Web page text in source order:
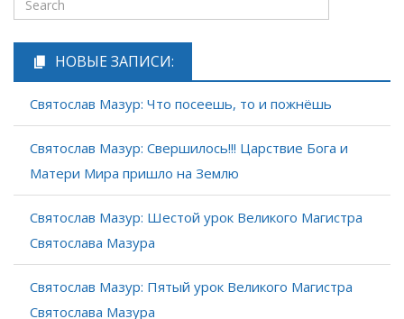
НОВЫЕ ЗАПИСИ:
Святослав Мазур: Что посеешь, то и пожнёшь
Святослав Мазур: Свершилось!!! Царствие Бога и
Матери Мира пришло на Землю
Святослав Мазур: Шестой урок Великого Магистра
Святослава Мазура
Святослав Мазур: Пятый урок Великого Магистра
Святослава Мазура